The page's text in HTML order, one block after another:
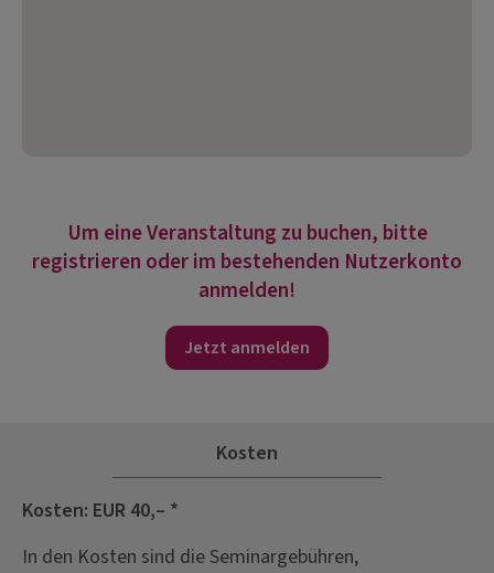
Um eine Veranstaltung zu buchen, bitte
registrieren oder im bestehenden Nutzerkonto
anmelden!
Jetzt anmelden
Kosten
Kosten: EUR 40,– *
In den Kosten sind die Seminargebühren,